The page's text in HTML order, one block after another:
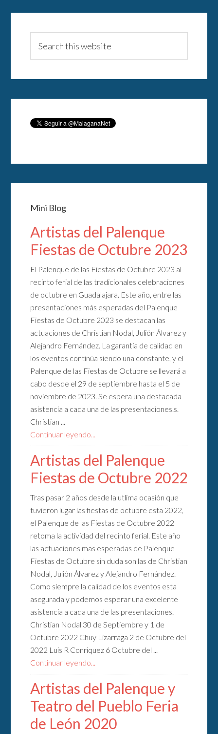
Mini Blog
Artistas del Palenque
Fiestas de Octubre 2023
El Palenque de las Fiestas de Octubre 2023 al
recinto ferial de las tradicionales celebraciones
de octubre en Guadalajara. Este año, entre las
presentaciones más esperadas del Palenque
Fiestas de Octubre 2023 se destacan las
actuaciones de Christian Nodal, Julión Álvarez y
Alejandro Fernández. La garantía de calidad en
los eventos continúa siendo una constante, y el
Palenque de las Fiestas de Octubre se llevará a
cabo desde el 29 de septiembre hasta el 5 de
noviembre de 2023. Se espera una destacada
asistencia a cada una de las presentaciones.s.
Christian ...
Continuar leyendo...
Artistas del Palenque
Fiestas de Octubre 2022
Tras pasar 2 años desde la utlima ocasión que
tuvieron lugar las fiestas de octubre esta 2022,
el Palenque de las Fiestas de Octubre 2022
retoma la actividad del recinto ferial. Este año
las actuaciones mas esperadas de Palenque
Fiestas de Octubre sin duda son las de Christian
Nodal, Julión Álvarez y Alejandro Fernández.
Como siempre la calidad de los eventos esta
asegurada y podemos esperar una excelente
asistencia a cada una de las presentaciones.
Christian Nodal 30 de Septiembre y 1 de
Octubre 2022 Chuy Lizarraga 2 de Octubre del
2022 Luis R Conriquez 6 Octubre del ...
Continuar leyendo...
Artistas del Palenque y
Teatro del Pueblo Feria
de León 2020